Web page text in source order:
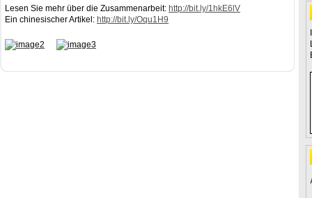
Lesen Sie mehr über die Zusammenarbeit: http://bit.ly/1hkE6lV
Ein chinesischer Artikel: http://bit.ly/Oqu1H9